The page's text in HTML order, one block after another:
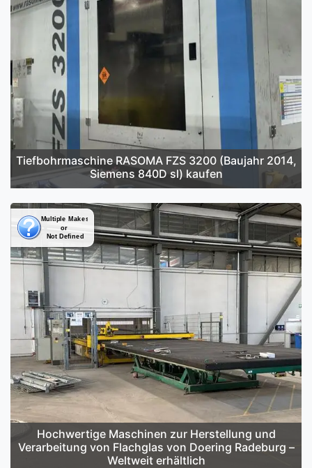
Tiefbohrmaschine RASOMA FZS 3200 (Baujahr 2014,
Siemens 840D sl) kaufen
Hochwertige Maschinen zur Herstellung und
Verarbeitung von Flachglas von Doering Radeburg –
Weltweit erhältlich